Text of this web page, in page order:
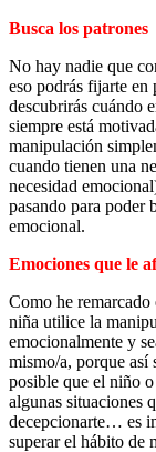
Busca los patrones
No hay nadie que
eso podrás fijarte en
descubrirás cuándo
siempre está
manipulación
cuando tienen una
necesidad
pasando para poder
emocional.
Emociones que le
Como he
niña utilice la
emocionalmente y
mismo/a, porque así
posible que el niño o
algunas situaciones
decepcionarte… es
superar el hábito de